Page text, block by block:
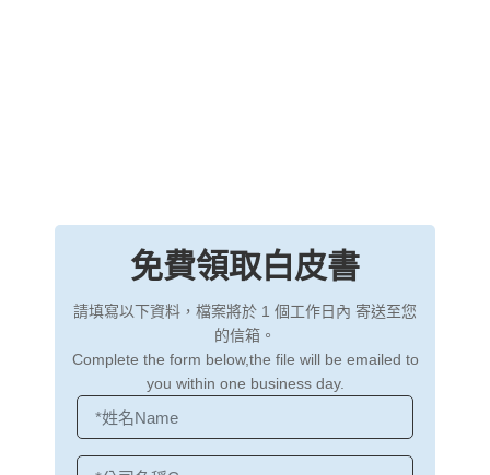
免費領取白皮書
請填寫以下資料，檔案將於 1 個工作日內 寄送至您
的信箱。
Complete the form below,the file will be emailed to
you within one business day.